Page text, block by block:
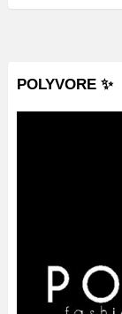
POLYVORE ✨